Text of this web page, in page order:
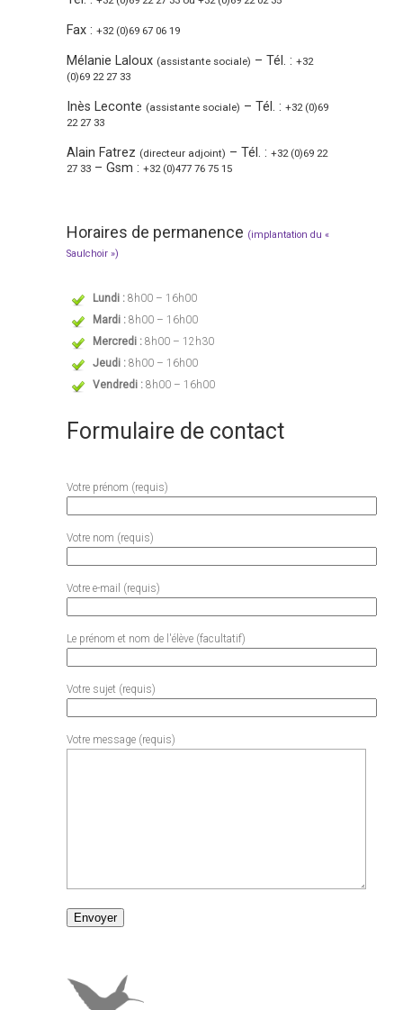
Fax : +32 (0)69 67 06 19
Mélanie Laloux (assistante sociale) – Tél. : +32
(0)69 22 27 33
Inès Leconte (assistante sociale) – Tél. : +32 (0)69
22 27 33
Alain Fatrez (directeur adjoint) – Tél. : +32 (0)69 22
27 33 – Gsm : +32 (0)477 76 75 15
Horaires de permanence (implantation du «
Saulchoir »)
Lundi : 8h00 – 16h00
Mardi : 8h00 – 16h00
Mercredi : 8h00 – 12h30
Jeudi : 8h00 – 16h00
Vendredi : 8h00 – 16h00
Formulaire de contact
Votre prénom (requis)
Votre nom (requis)
Votre e-mail (requis)
Le prénom et nom de l'élève (facultatif)
Votre sujet (requis)
Votre message (requis)